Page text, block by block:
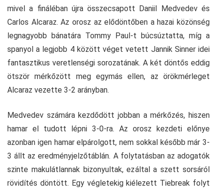
mivel a fináléban újra összecsapott Daniil Medvedev és
Carlos Alcaraz. Az orosz az elődöntőben a hazai közönség
legnagyobb bánatára Tommy Paul-t búcsúztatta, míg a
spanyol a legjobb 4 között véget vetett Jannik Sinner idei
fantasztikus veretlenségi sorozatának. A két döntős eddig
ötször mérkőzött meg egymás ellen, az örökmérleget
Alcaraz vezette 3-2 arányban.
Medvedev számára kezdődött jobban a mérkőzés, hiszen
hamar el tudott lépni 3-0-ra. Az orosz kezdeti előnye
azonban igen hamar elpárolgott, nem sokkal később már 3-
3 állt az eredményjelzőtáblán. A folytatásban az adogatók
szinte makulátlannak bizonyultak, ezáltal a szett sorsáról
rövidítés döntött. Egy végletekig kiélezett Tiebreak folyt